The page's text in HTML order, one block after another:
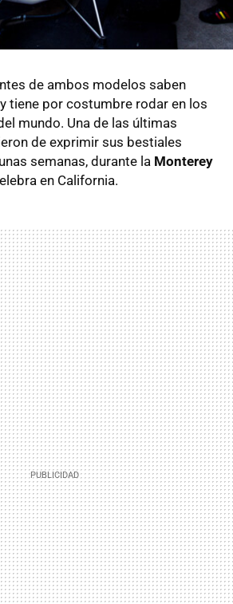
de ambos modelos saben
tiene por costumbre rodar en los
mundo. Una de las últimas
de exprimir sus bestiales
semanas, durante la Monterey
en California.